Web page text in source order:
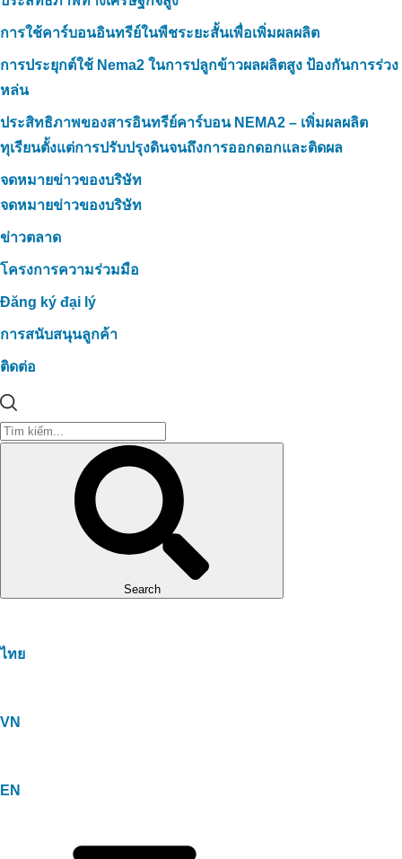
การใช้คาร์บอนอินทรีย์ในพืชระยะสั้นเพื่อเพิ่มผลผลิต
การประยุกต์ใช้ Nema2 ในการปลูกข้าวผลผลิตสูง ป้องกันการร่วง
หล่น
ประสิทธิภาพของสารอินทรีย์คาร์บอน NEMA2 – เพิ่มผลผลิต
ทุเรียนตั้งแต่การปรับปรุงดินจนถึงการออกดอกและติดผล
จดหมายข่าวของบริษัท
จดหมายข่าวของบริษัท
ข่าวตลาด
โครงการความร่วมมือ
Đăng ký đại lý
การสนับสนุนลูกค้า
ติดต่อ
Search
ไทย
VN
EN